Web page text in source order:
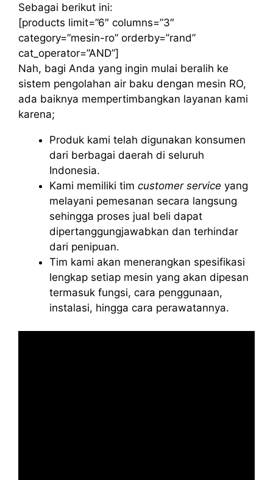
Sebagai berikut ini:
[products limit=”6″ columns=”3″
category=”mesin-ro” orderby=”rand”
cat_operator=”AND”]
Nah, bagi Anda yang ingin mulai beralih ke
sistem pengolahan air baku dengan mesin RO,
ada baiknya mempertimbangkan layanan kami
karena;
Produk kami telah digunakan konsumen
dari berbagai daerah di seluruh
Indonesia.
Kami memiliki tim customer service yang
melayani pemesanan secara langsung
sehingga proses jual beli dapat
dipertanggungjawabkan dan terhindar
dari penipuan.
Tim kami akan menerangkan spesifikasi
lengkap setiap mesin yang akan dipesan
termasuk fungsi, cara penggunaan,
instalasi, hingga cara perawatannya.